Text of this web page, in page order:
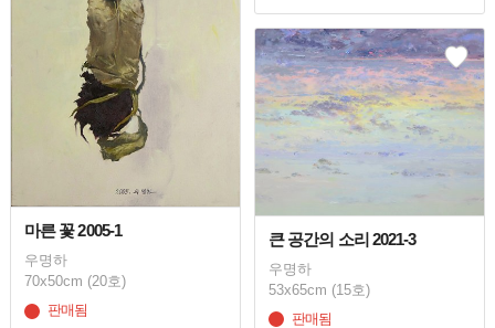
마른 꽃 2005-1
우명하
70x50cm (20호)
판매됨
큰 공간의 소리 2021-3
우명하
53x65cm (15호)
판매됨